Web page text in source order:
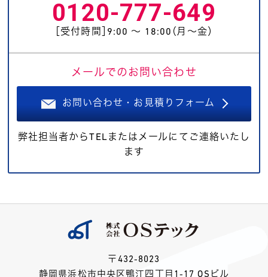
0120-777-649
［受付時間］9:00 〜 18:00（月〜金）
メールでのお問い合わせ
お問い合わせ・お見積りフォーム
弊社担当者からTELまたはメールにてご連絡いたし
ます
〒432-8023
静岡県浜松市中央区鴨江四丁目1-17 OSビル